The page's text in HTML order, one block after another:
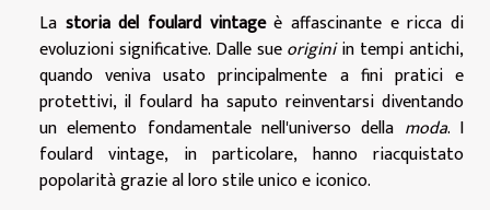
La storia del foulard vintageè affascinante e ricca di
evoluzioni significative. Dalle sueoriginiin tempi antichi,
quando veniva usato principalmente a fini pratici e
protettivi, il foulard ha saputo reinventarsi diventando
un elemento fondamentale nell'universo della moda. I
foulard vintage, in particolare, hanno riacquistato
popolarità grazie al loro stile unico e iconico.